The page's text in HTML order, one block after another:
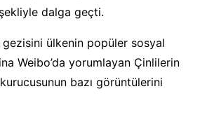
şekliyle dalga geçti.
gezisini ülkenin popüler sosyal
Weibo’da yorumlayan Çinlilerin
bazı görüntülerini